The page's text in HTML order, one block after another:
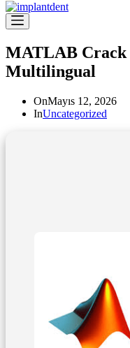
MATLAB Crack
Multilingual
OnMayıs 12, 2026
InUncategorized